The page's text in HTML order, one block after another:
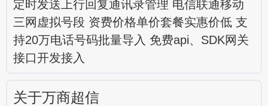
定时发送上行回复通讯录管理 电信联通移动
三网虚拟号段 资费价格单价套餐实惠价低 支
持20万电话号码批量导入 免费api、SDK网关
接口开发接入
关于万商超信